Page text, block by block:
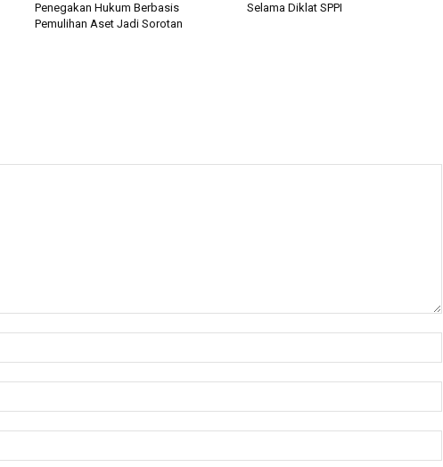
Penegakan Hukum Berbasis
Pemulihan Aset Jadi Sorotan
Selama Diklat SPPI